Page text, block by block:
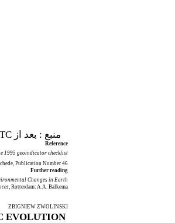
منبع : بعد از
Reference
1995 geoindicator checklist
Publication Number 46.
Further reading
Changes in Earth
, Rotterdam: A.A. Balkema.
ZBIGNIEW ZWOLINSKI
EVOLUTION